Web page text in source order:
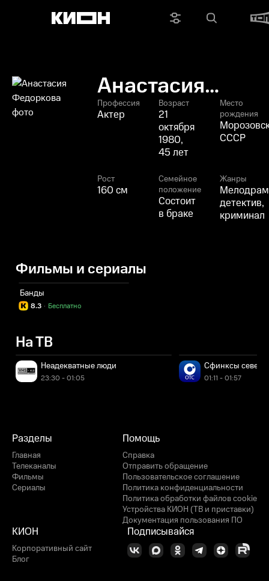
Анастасия
Федоркова
Профессия
Актер
Возраст
21
октября
1980,
45 лет
Место
рождения
СССР
Рост
160 см
Семейное
положение
Состоит
в браке
Жанры
детектив,
криминал
Фильмы и сериалы
Банды
8.3 Бесплатно
·
На ТВ
Неадекватные люди
23:30 - 01:05
Сфинксы
01:11 - 01:57
Разделы
Главная
Телеканалы
Фильмы
Сериалы
Помощь
Справка
Отправить обращение
Пользовательское соглашение
Политика конфиденциальности
Политика обработки файлов cookie
Устройства КИОН (ТВ и приставки)
Документация пользования ПО
КИОН
Корпоративный сайт
Блог
Подписывайся